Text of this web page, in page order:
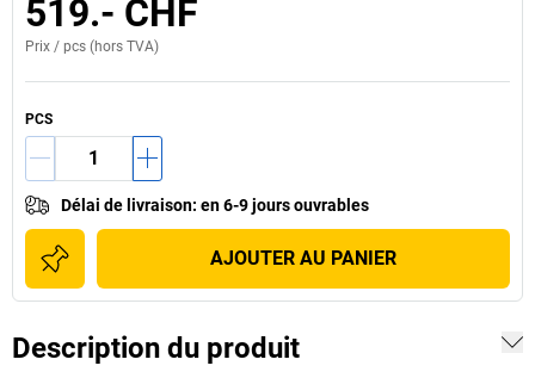
519.- CHF
Prix / pcs (hors TVA)
PCS
Délai de livraison: en 6-9 jours ouvrables
AJOUTER AU PANIER
Description du produit